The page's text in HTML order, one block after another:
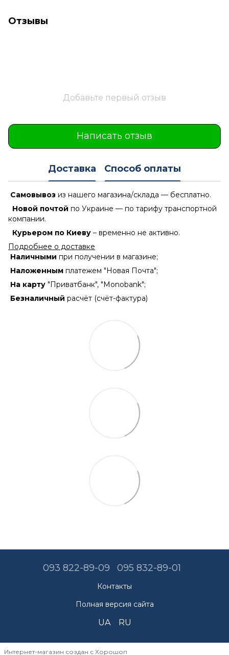
Отзывы
Добавьте первый отзыв
Написать отзыв
Доставка Способ оплаты
Самовывоз из нашего магазина/склада — бесплатно.
Новой почтой по Украине — по тарифу транспортной
компании.
Курьером по Киеву – временно не активно.
Подробнее о доставке
Наличными при получении в магазине;
Наложенным платежем "Новая Почта";
На карту "Приватбанк", "Monobank";
Безналичный расчёт (счёт-фактура)
093 822-89-09 095 832-89-01
Контакты
Полная версия сайта
UA RU
Интернет-магазин создан с Хорошоп